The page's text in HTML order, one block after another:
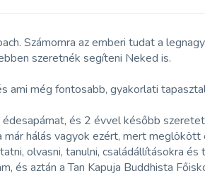
Számomra az emberi tudat a
szeretnék segíteni Neked is.
ami még fontosabb, gyakorlati
és 2 évvel később
hálás vagyok ezért, mert
olvasni, tanulni, családállításokra
és aztán a Tan Kapuja Buddhista